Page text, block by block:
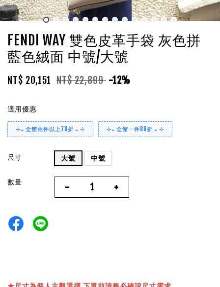
FENDI WAY 雙色皮革手袋 灰色拼
藍色絨面 中號/大號
NT$ 20,151 NT$ 22,899 -12%
適用優惠
⊹₊ 全館兩件以上78折 ₊ ⊹ ⊹₊ 全館一件88折 ₊ ⊹
尺寸 大號 中號
數量 - +